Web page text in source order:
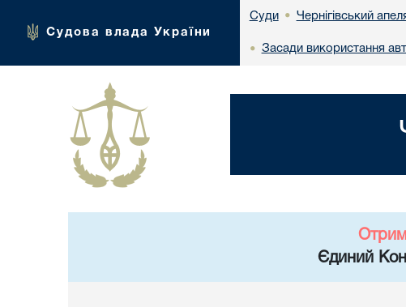
Судова влада України
Суди • Чернігівський
• Засади використання
Єдиний